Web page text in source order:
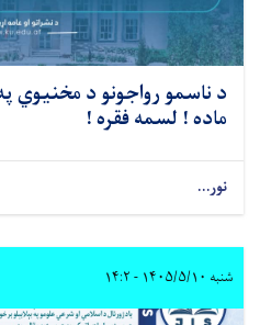
د ناسمو رواجونو د مخنیوي
ماده ! لسمه فقره !
نور...
شنبه ۱۴۰۵/۵/۱۰ - ۱۴:۲